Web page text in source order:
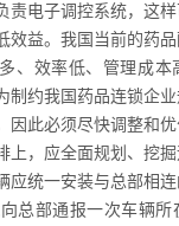
责电子调控系统，这
效益。我国当前的药
、效率低、管理成本
制约我国药品连锁企
因此必须尽快调整和
上，应全面规划、挖
应统一安装与总部相
总部通报一次车辆所